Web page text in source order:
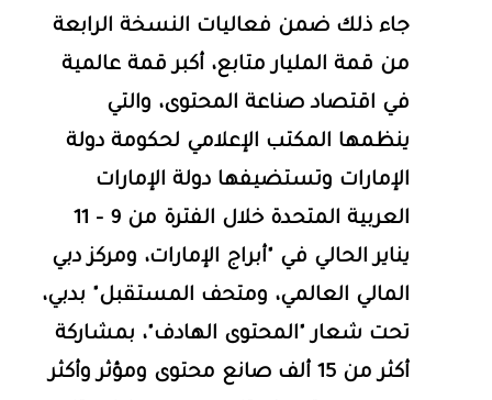
جاء ذلك ضمن فعاليات النسخة الرابعة
من قمة المليار متابع، أكبر قمة عالمية
في اقتصاد صناعة المحتوى، والتي
ينظمها المكتب الإعلامي لحكومة دولة
الإمارات وتستضيفها دولة الإمارات
العربية المتحدة خلال الفترة من 9 - 11
يناير الحالي في "أبراج الإمارات، ومركز دبي
المالي العالمي، ومتحف المستقبل" بدبي،
تحت شعار "المحتوى الهادف"، بمشاركة
أكثر من 15 ألف صانع محتوى ومؤثر وأكثر